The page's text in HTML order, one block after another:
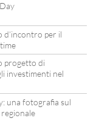
per il
progetto di
investimenti nel
una fotografia sul